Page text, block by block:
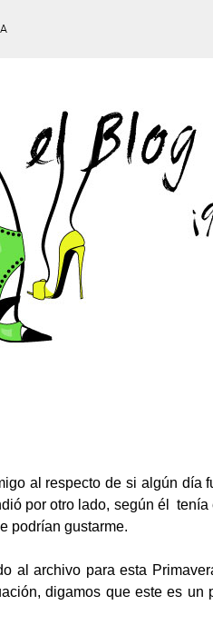
al respecto de si algún
por otro lado, según él
podrían gustarme.
al archivo para esta
digamos que este es